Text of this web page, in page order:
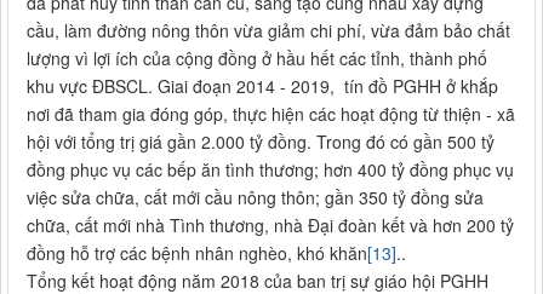
cầu, làm đường nông thôn vừa giảm chi phí, vừa đảm bảo chất
lượng vì lợi ích của cộng đồng ở hầu hết các tỉnh, thành phố
khu vực ĐBSCL. Giai đoạn 2014 - 2019, tín đồ PGHH ở khắp
nơi đã tham gia đóng góp, thực hiện các hoạt động từ thiện - xã
hội với tổng trị giá gần 2.000 tỷ đồng. Trong đó có gần 500 tỷ
đồng phục vụ các bếp ăn tình thương; hơn 400 tỷ đồng phục vụ
việc sửa chữa, cất mới cầu nông thôn; gần 350 tỷ đồng sửa
chữa, cất mới nhà Tình thương, nhà Đại đoàn kết và hơn 200 tỷ
đồng hỗ trợ các bệnh nhân nghèo, khó khăn[13]..
Tổng kết hoạt động năm 2018 của ban trị sự giáo hội PGHH